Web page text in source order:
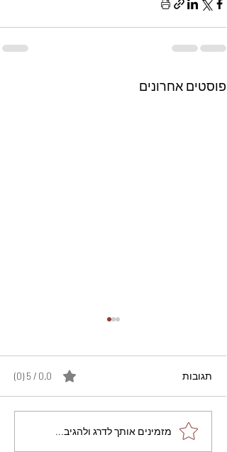
פוסטים אחרונים
מתכון מנצח עוגת מייפל
שוקולד בחושה וקלה - זיוה
תגובות 0.0 / 5 ‏(0)
מזמינים אותך לדרג ולהגיב...